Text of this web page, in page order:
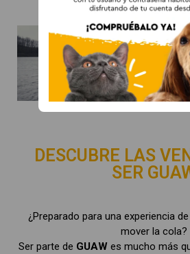
DESCUBRE LAS
SER
¿Preparado para una experiencia
mover la cola?
Ser parte de GUAW es mucho más